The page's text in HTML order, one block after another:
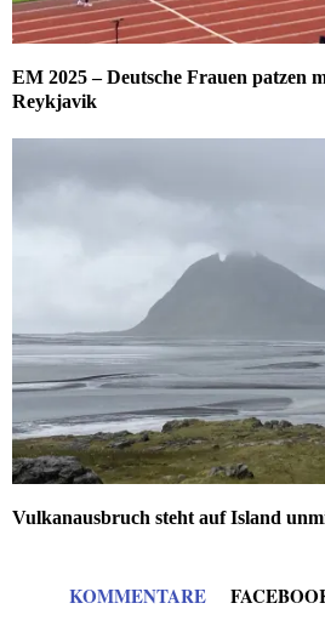
EM 2025 – Deutsche Frauen patzen
Reykjavik
Vulkanausbruch steht auf Island
KOMMENTARE